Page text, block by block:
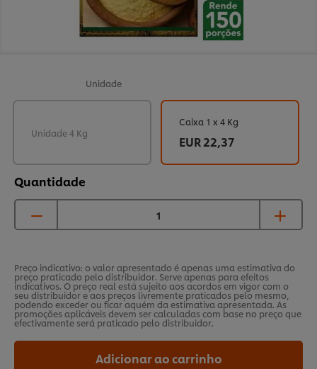
Unidade
Quantidade
Unidade 4 Kg
Caixa 1 x 4 Kg
EUR 22,37
Preço indicativo: o valor apresentado é apenas uma estimativa do
preço praticado pelo distribuidor. Serve apenas para efeitos
indicativos. O preço real está sujeito aos acordos em vigor com o
seu distribuidor e aos preços livremente praticados pelo mesmo,
podendo exceder ou ficar aquém da estimativa apresentada. As
promoções aplicáveis devem ser calculadas com base no preço que
efectivamente será praticado pelo distribuidor.
Adicionar ao carrinho